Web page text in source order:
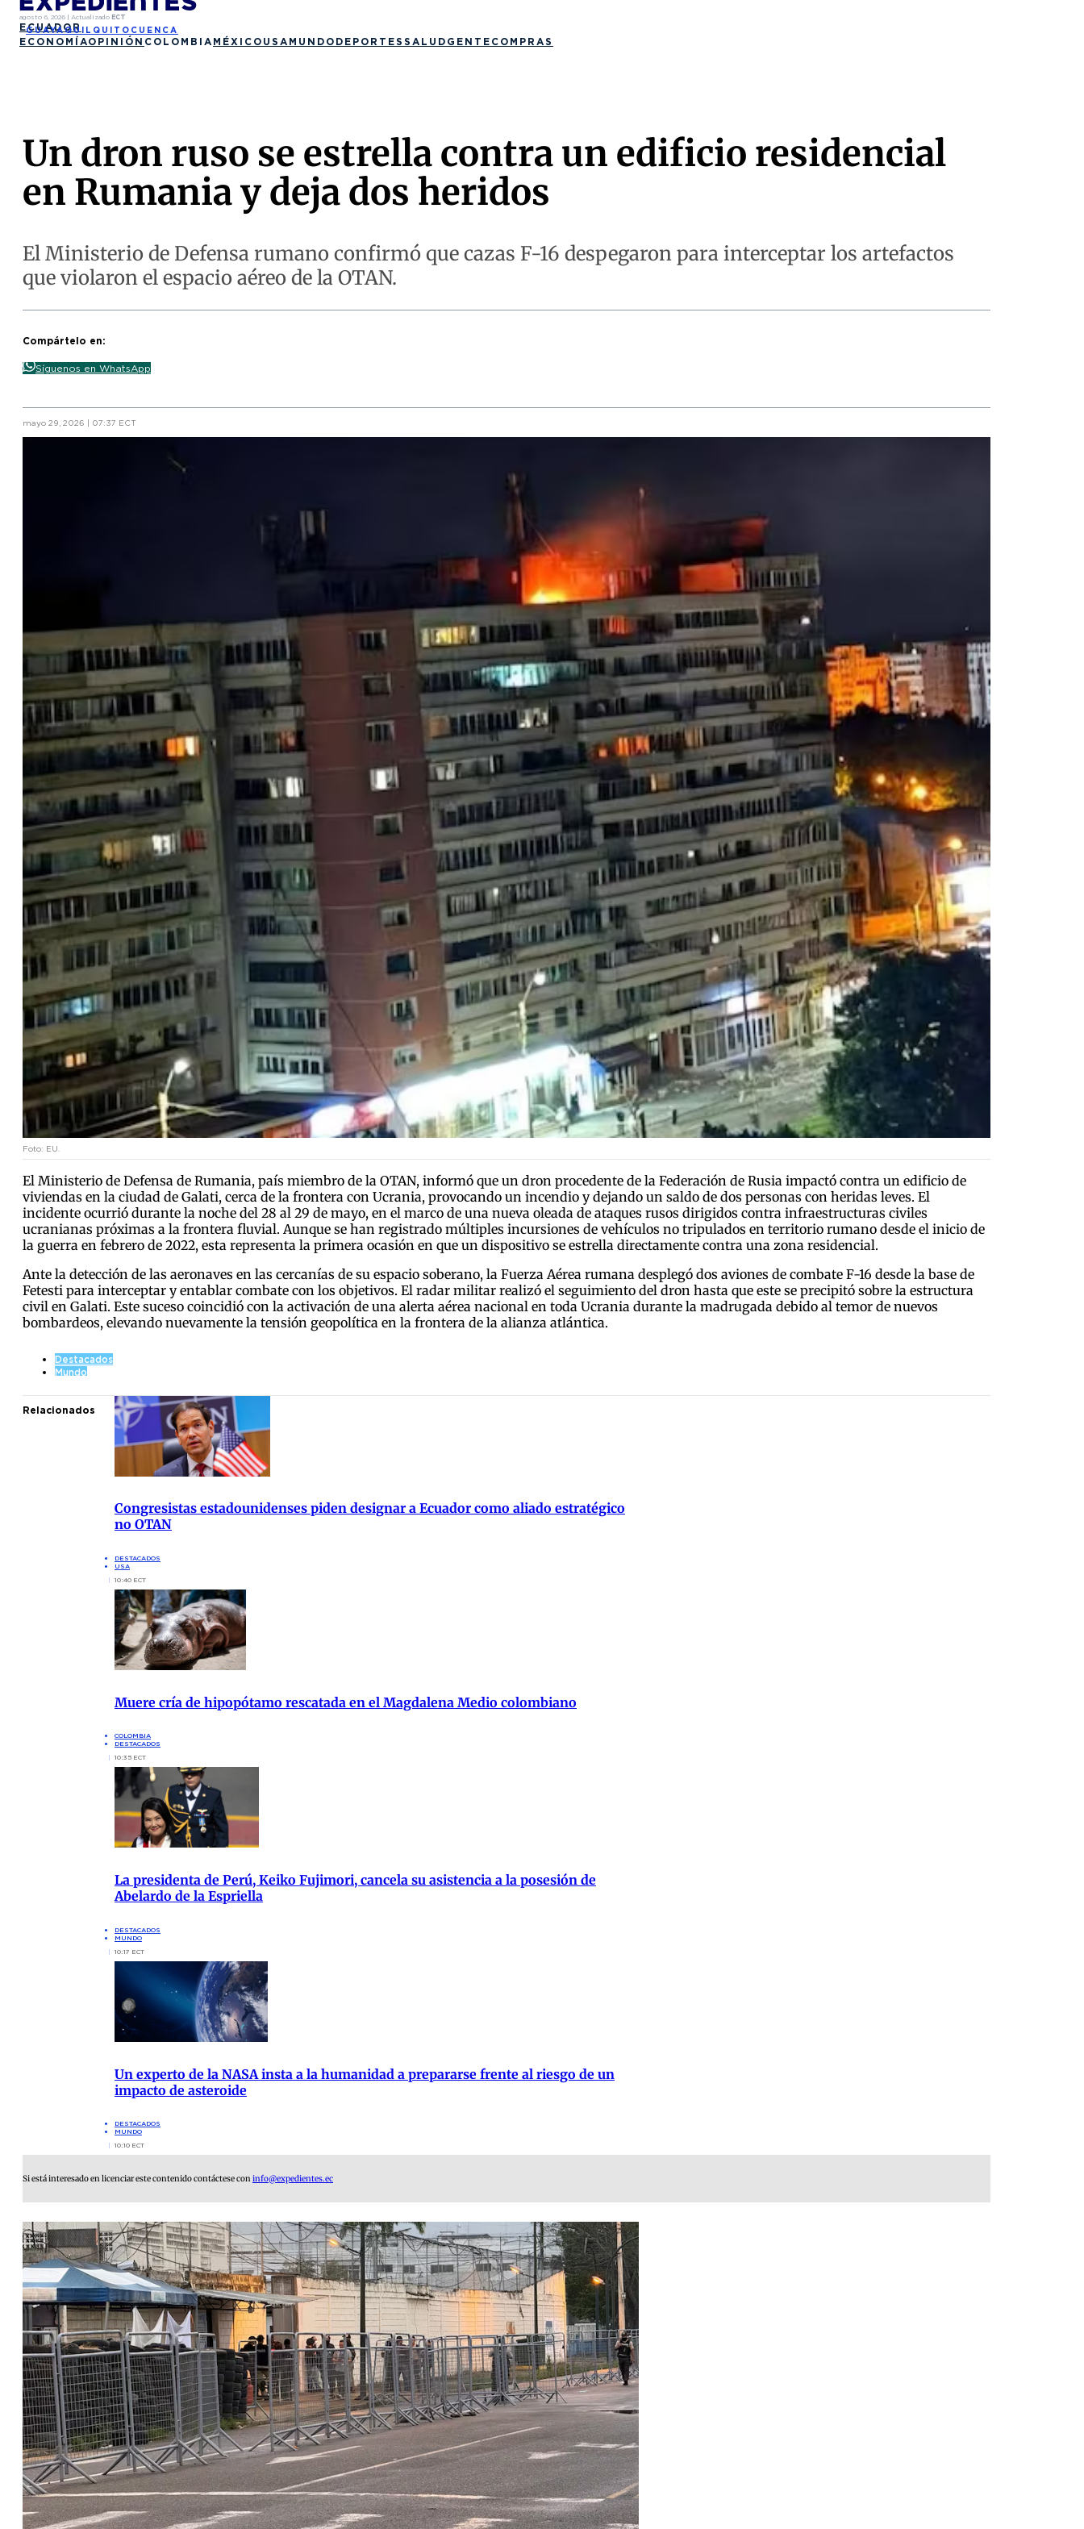
agosto 6, 2026 | Actualizado ECT
ECUADOR
GUAYAQUIL QUITO CUENCA
ECONOMÍAOPINIÓN COLOMBIA MÉXICO USA MUNDO DEPORTES SALUD GENTE COMPRAS
Un dron ruso se estrella contra un edificio residencial
en Rumania y deja dos heridos
El Ministerio de Defensa rumano confirmó que cazas F-16 despegaron para interceptar los artefactos
que violaron el espacio aéreo de la OTAN.
Compártelo en:
Síguenos en WhatsApp
mayo 29, 2026 | 07:37 ECT
Foto: EU.
El Ministerio de Defensa de Rumania, país miembro de la OTAN, informó que un dron procedente de la Federación de Rusia impactó contra un edificio de
viviendas en la ciudad de Galati, cerca de la frontera con Ucrania, provocando un incendio y dejando un saldo de dos personas con heridas leves. El
incidente ocurrió durante la noche del 28 al 29 de mayo, en el marco de una nueva oleada de ataques rusos dirigidos contra infraestructuras civiles
ucranianas próximas a la frontera fluvial. Aunque se han registrado múltiples incursiones de vehículos no tripulados en territorio rumano desde el inicio de
la guerra en febrero de 2022, esta representa la primera ocasión en que un dispositivo se estrella directamente contra una zona residencial.
Ante la detección de las aeronaves en las cercanías de su espacio soberano, la Fuerza Aérea rumana desplegó dos aviones de combate F-16 desde la base de
Fetesti para interceptar y entablar combate con los objetivos. El radar militar realizó el seguimiento del dron hasta que este se precipitó sobre la estructura
civil en Galati. Este suceso coincidió con la activación de una alerta aérea nacional en toda Ucrania durante la madrugada debido al temor de nuevos
bombardeos, elevando nuevamente la tensión geopolítica en la frontera de la alianza atlántica.
Destacados
Mundo
Relacionados
Congresistas estadounidenses piden designar a Ecuador como aliado estratégico
no OTAN
DESTACADOS
USA
10:40 ECT
Muere cría de hipopótamo rescatada en el Magdalena Medio colombiano
COLOMBIA
DESTACADOS
10:35 ECT
La presidenta de Perú, Keiko Fujimori, cancela su asistencia a la posesión de
Abelardo de la Espriella
DESTACADOS
MUNDO
10:17 ECT
Un experto de la NASA insta a la humanidad a prepararse frente al riesgo de un
impacto de asteroide
DESTACADOS
MUNDO
10:10 ECT
Si está interesado en licenciar este contenido contáctese con info@expedientes.ec